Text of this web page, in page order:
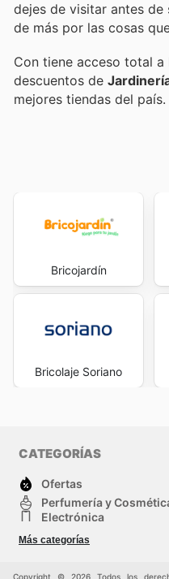
dejes de visitar antes de
de más por las cosas
Con tiene acceso total a
descuentos de
mejores tiendas del país.
Bricojardín
Bricolaje Soriano
CATEGORÍAS
Ofertas
Perfumería y
Electrónica
Deporte
Juguetes y bebés
Más categorías
Copyright © 2026 Todos los